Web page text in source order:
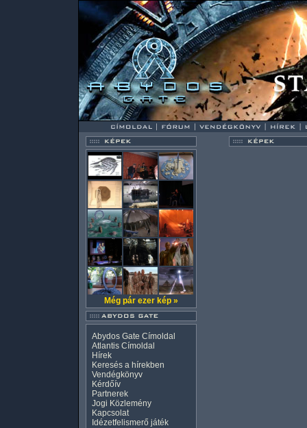
Még pár ezer kép »
Abydos Gate Címoldal
Atlantis Címoldal
Hírek
Keresés a hírekben
Vendégkönyv
Kérdőív
Partnerek
Jogi Közlemény
Kapcsolat
Idézetfelismerő játék